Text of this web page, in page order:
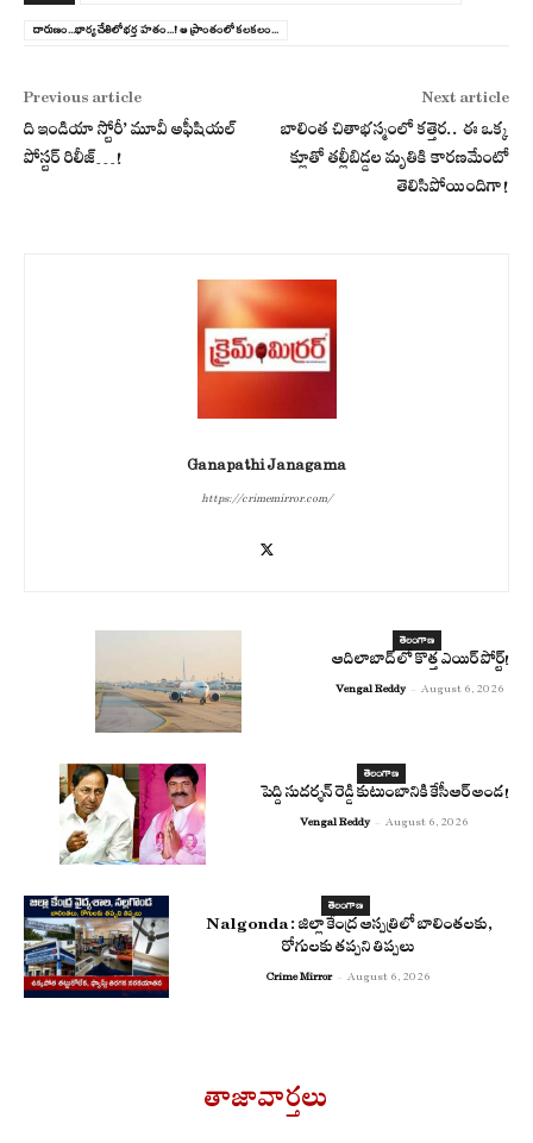
ది
దారుణం...భార్య చేతిలో భర్త హతం...! ఆ ప్రాంతంలో క‌ల‌క‌లం...
Previous article
ది ఇండియా స్టోరీ’ మూవీ అఫీషియల్
పోస్టర్ రిలీజ్…!
Next article
బాలింత చితాభస్మంలో కత్తెర.. ఈ ఒక్క
క్లూతో తల్లీబిడ్డల మృతికి కారణమేంటో
తెలిసిపోయిందిగా!
Ganapathi Janagama
https://crimemirror.com/
తెలంగాణ
ఆదిలాబాద్ లో కొత్త ఎయిర్ పోర్ట్!
Vengal Reddy - August 6, 2026
తెలంగాణ
పెద్ది సుదర్శన్ రెడ్డి కుటుంబానికి కేసీఆర్ అండ!
Vengal Reddy - August 6, 2026
తెలంగాణ
Nalgonda : జిల్లా కేంద్ర ఆస్పత్రిలో బాలింతలకు,
రోగులకు తప్పని తిప్పలు
Crime Mirror - August 6, 2026
తాజావార్తలు